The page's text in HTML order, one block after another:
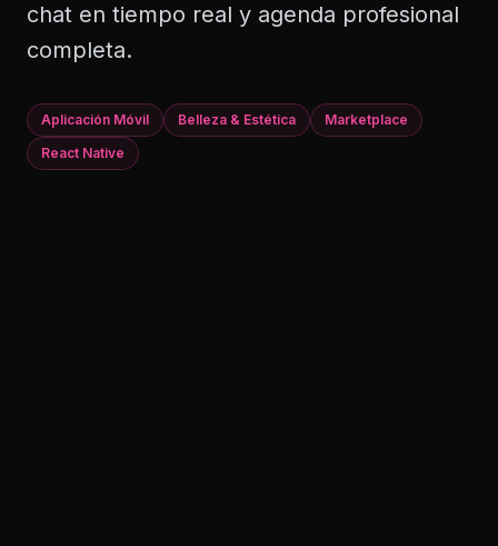
chat en tiempo real y agenda profesional
completa.
Aplicación Móvil Belleza & Estética
Marketplace
React Native